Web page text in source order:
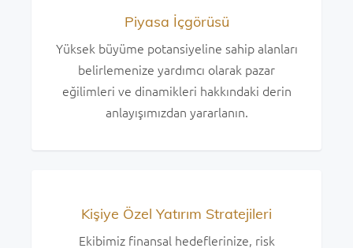
Piyasa İçgörüsü
Yüksek büyüme potansiyeline sahip alanları
belirlemenize yardımcı olarak pazar
eğilimleri ve dinamikleri hakkındaki derin
anlayışımızdan yararlanın.
Kişiye Özel Yatırım Stratejileri
Ekibimiz finansal hedeflerinize, risk